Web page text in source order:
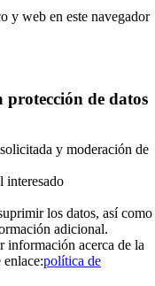
y web en este navegador
protección de datos
y moderación de
interesado
los datos, así como
adicional.
información acerca de la
política de